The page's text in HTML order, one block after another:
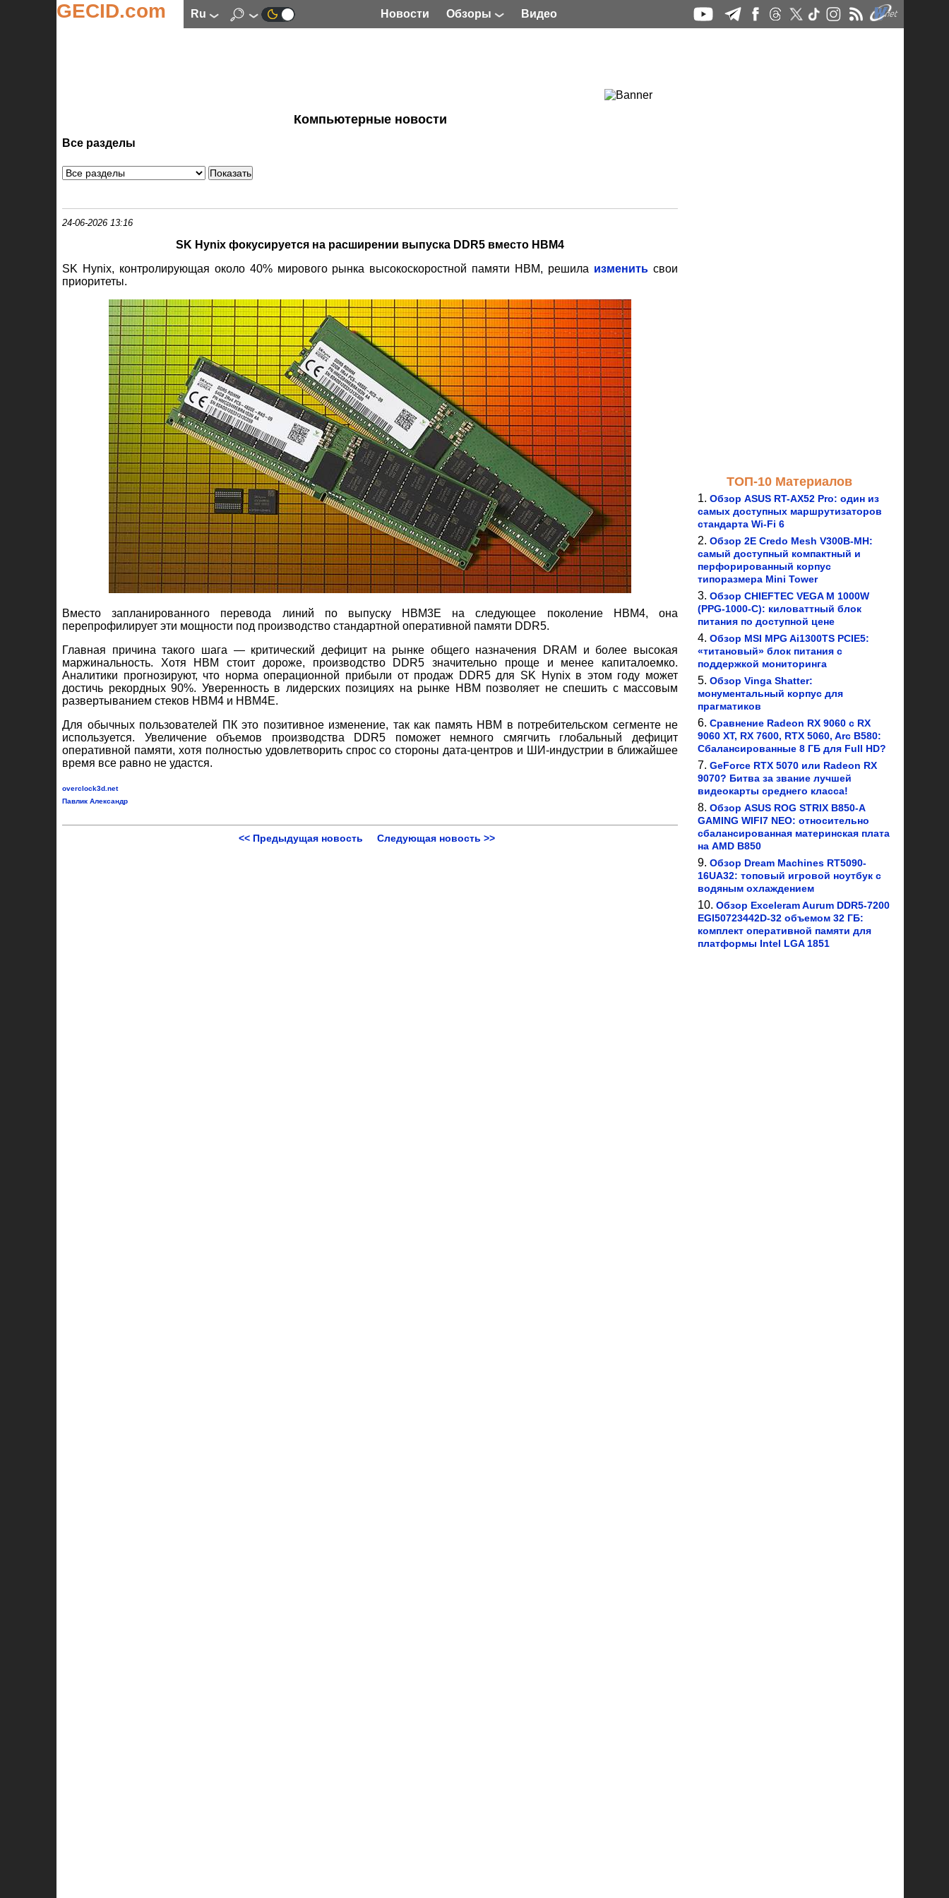
GECID.com ru Новости Обзоры Видео
Компьютерные новости
Все разделы
24-06-2026 13:16
SK Hynix фокусируется на расширении выпуска DDR5 вместо HBM4
SK Hynix, контролирующая около 40% мирового рынка высокоскоростной памяти HBM, решила изменить свои
приоритеты.
Вместо запланированного перевода линий по выпуску HBM3E на следующее поколение HBM4, она
перепрофилирует эти мощности под производство стандартной оперативной памяти DDR5.
Главная причина такого шага — критический дефицит на рынке общего назначения DRAM и более высокая
маржинальность. Хотя HBM стоит дороже, производство DDR5 значительно проще и менее капиталоемко.
Аналитики прогнозируют, что норма операционной прибыли от продаж DDR5 для SK Hynix в этом году может
достичь рекордных 90%. Уверенность в лидерских позициях на рынке HBM позволяет не спешить с массовым
развертыванием стеков HBM4 и HBM4E.
Для обычных пользователей ПК это позитивное изменение, так как память HBM в потребительском сегменте не
используется. Увеличение объемов производства DDR5 поможет немного смягчить глобальный дефицит
оперативной памяти, хотя полностью удовлетворить спрос со стороны дата-центров и ШИ-индустрии в ближайшее
время все равно не удастся.
overclock3d.net
Павлик Александр
<< Предыдущая новость Следующая новость >>
ТОП-10 Материалов
Обзор ASUS RT-AX52 Pro: один из
самых доступных маршрутизаторов
стандарта Wi-Fi 6
Обзор 2E Credo Mesh V300B-MH:
самый доступный компактный и
перфорированный корпус
типоразмера Mini Tower
Обзор CHIEFTEC VEGA M 1000W
(PPG-1000-C): киловаттный блок
питания по доступной цене
Обзор MSI MPG Ai1300TS PCIE5:
«титановый» блок питания с
поддержкой мониторинга
Обзор Vinga Shatter:
монументальный корпус для
прагматиков
Сравнение Radeon RX 9060 с RX
9060 XT, RX 7600, RTX 5060, Arc B580:
Сбалансированные 8 ГБ для Full HD?
GeForce RTX 5070 или Radeon RX
9070? Битва за звание лучшей
видеокарты среднего класса!
Обзор ASUS ROG STRIX B850-A
GAMING WIFI7 NEO: относительно
сбалансированная материнская плата
на AMD B850
Обзор Dream Machines RT5090-
16UA32: топовый игровой ноутбук с
водяным охлаждением
Обзор Exceleram Aurum DDR5-7200
EGI50723442D-32 объемом 32 ГБ:
комплект оперативной памяти для
платформы Intel LGA 1851